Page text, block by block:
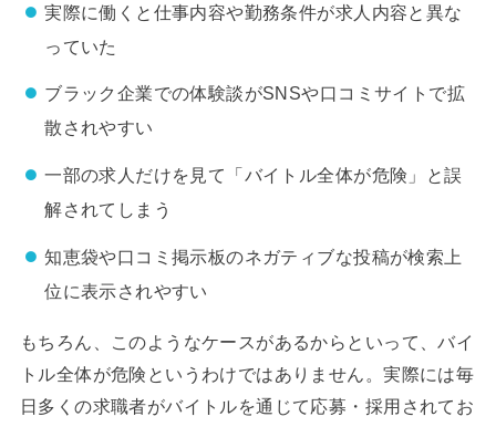
実際に働くと仕事内容や勤務条件が求人内容と異な
っていた
ブラック企業での体験談がSNSや口コミサイトで拡
散されやすい
一部の求人だけを見て「バイトル全体が危険」と誤
解されてしまう
知恵袋や口コミ掲示板のネガティブな投稿が検索上
位に表示されやすい
もちろん、このようなケースがあるからといって、バイ
トル全体が危険というわけではありません。実際には毎
日多くの求職者がバイトルを通じて応募・採用されてお